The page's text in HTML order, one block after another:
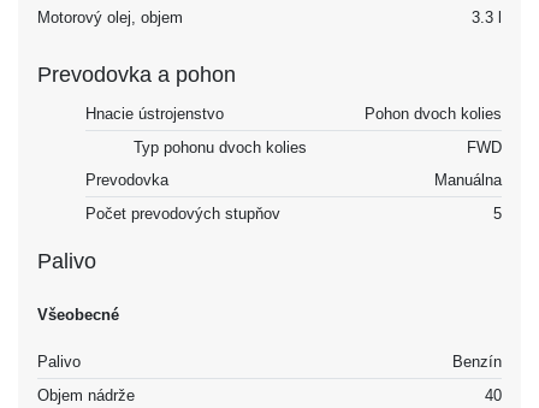
Motorový olej, objem 3.3 l
Prevodovka a pohon
Hnacie ústrojenstvo
Pohon dvoch kolies
Typ pohonu dvoch kolies
FWD
Prevodovka
Manuálna
Počet prevodových stupňov
5
Palivo
Všeobecné
Palivo
Benzín
Objem nádrže
40